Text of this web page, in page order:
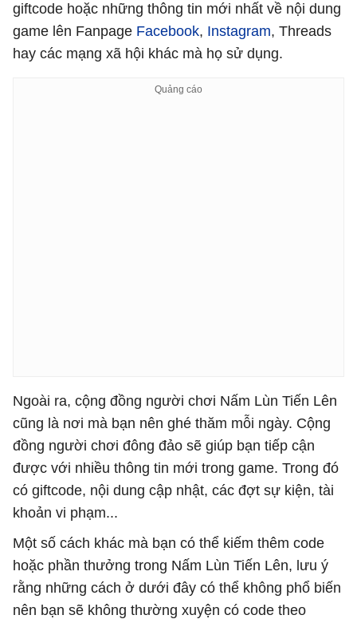
giftcode hoặc những thông tin mới nhất về nội dung
game lên Fanpage Facebook, Instagram, Threads
hay các mạng xã hội khác mà họ sử dụng.
Ngoài ra, cộng đồng người chơi Nấm Lùn Tiến Lên
cũng là nơi mà bạn nên ghé thăm mỗi ngày. Cộng
đồng người chơi đông đảo sẽ giúp bạn tiếp cận
được với nhiều thông tin mới trong game. Trong đó
có giftcode, nội dung cập nhật, các đợt sự kiện, tài
khoản vi phạm...
Một số cách khác mà bạn có thể kiếm thêm code
hoặc phần thưởng trong Nấm Lùn Tiến Lên, lưu ý
rằng những cách ở dưới đây có thể không phổ biến
nên bạn sẽ không thường xuyện có code theo